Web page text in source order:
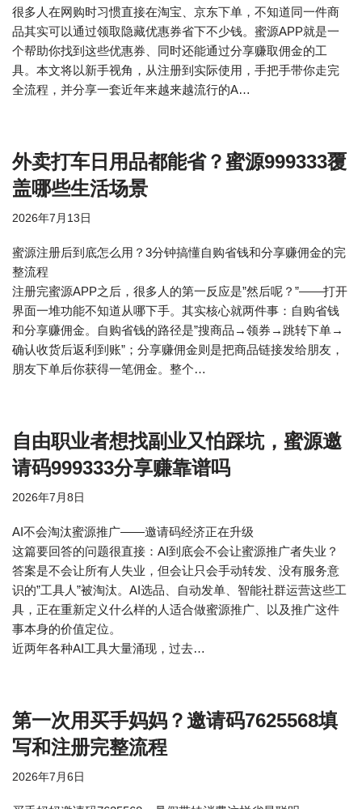
很多人在网购时习惯直接在淘宝、京东下单，不知道同一件商
品其实可以通过领取隐藏优惠券省下不少钱。蜜源APP就是一
个帮助你找到这些优惠券、同时还能通过分享赚取佣金的工
具。本文将以新手视角，从注册到实际使用，手把手带你走完
全流程，并分享一套近年来越来越流行的A…
外卖打车日用品都能省？蜜源999333覆
盖哪些生活场景
2026年7月13日
蜜源注册后到底怎么用？3分钟搞懂自购省钱和分享赚佣金的完
整流程
注册完蜜源APP之后，很多人的第一反应是”然后呢？”——打开
界面一堆功能不知道从哪下手。其实核心就两件事：自购省钱
和分享赚佣金。自购省钱的路径是”搜商品→领券→跳转下单→
确认收货后返利到账”；分享赚佣金则是把商品链接发给朋友，
朋友下单后你获得一笔佣金。整个…
自由职业者想找副业又怕踩坑，蜜源邀
请码999333分享赚靠谱吗
2026年7月8日
AI不会淘汰蜜源推广——邀请码经济正在升级
这篇要回答的问题很直接：AI到底会不会让蜜源推广者失业？
答案是不会让所有人失业，但会让只会手动转发、没有服务意
识的”工具人”被淘汰。AI选品、自动发单、智能社群运营这些工
具，正在重新定义什么样的人适合做蜜源推广、以及推广这件
事本身的价值定位。
近两年各种AI工具大量涌现，过去…
第一次用买手妈妈？邀请码7625568填
写和注册完整流程
2026年7月6日